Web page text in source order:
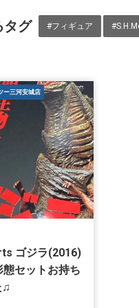
タグ #フィギュア
ー三河安城店
ゴジラ(2016)
セットお持ち
♫